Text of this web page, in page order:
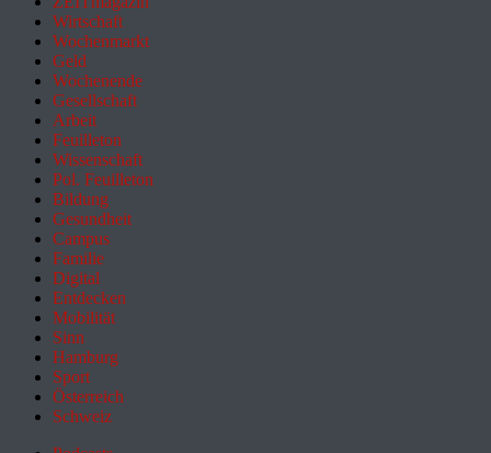
Wirtschaft
Wochenmarkt
Geld
Wochenende
Gesellschaft
Arbeit
Feuilleton
Wissenschaft
Pol. Feuilleton
Bildung
Gesundheit
Campus
Familie
Digital
Entdecken
Mobilität
Sinn
Hamburg
Sport
Österreich
Schweiz